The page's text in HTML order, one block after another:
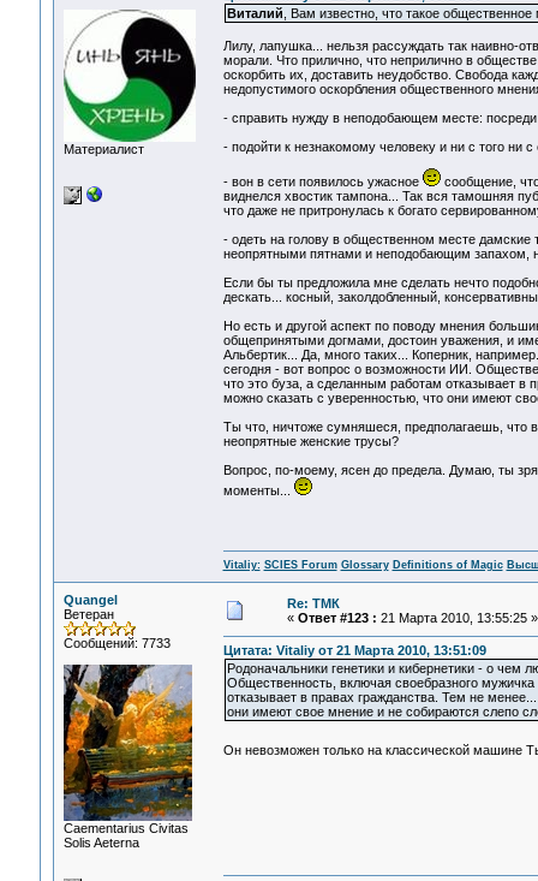
Материалист
Виталий , Вам известно, что такое
Лилу, лапушка... нельзя рассуждать так наивно-
морали. Что прилично, что неприлично в
оскорбить их, доставить неудобство. Свобода
недопустимого оскорбления общественного
- справить нужду в неподобающем месте:
- подойти к незнакомому человеку и ни с того ни
- вон в сети появилось ужасное
сообщение, что
виднелся хвостик тампона... Так вся тамошняя
что даже не притронулась к богато
- одеть на голову в общественном месте
неопрятными пятнами и неподобающим запахом,
Если бы ты предложила мне сделать нечто
дескать... косный, заколдобленный,
Но есть и другой аспект по поводу мнения
общепринятыми догмами, достоин уважения, и
Альбертик... Да, много таких... Коперник,
сегодня - вот вопрос о возможности ИИ.
что это буза, а сделанным работам отказывает в
можно сказать с уверенностью, что они имеют
Ты что, ничтоже сумняшеся, предполагаешь, что
неопрятные женские трусы?
Вопрос, по-моему, ясен до предела. Думаю, ты
моменты...
Vitaliy: SCIES Forum Glossary Definitions of Magic
Quangel
Ветеран
Сообщений: 7733
Сaementarius Civitas
Solis Aeterna
Re: ТМК
« Ответ #123 : 21 Марта 2010, 13:55:25 »
Цитата: Vitaliy от 21 Марта 2010, 13:51:09
Родоначальники генетики и кибернетики - о
Общественность, включая своебразного
отказывает в правах гражданства. Тем не
они имеют свое мнение и не собираются слепо
Он невозможен только на классической машине